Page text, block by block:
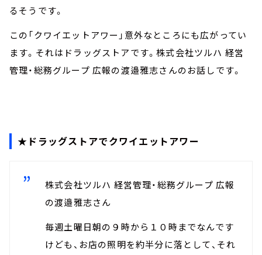
るそうです。
この「クワイエットアワー」意外なところにも広がってい
ます。それはドラッグストアです。株式会社ツルハ 経営
管理・総務グループ 広報の渡邉雅志さんのお話しです。
★ドラッグストアでクワイエットアワー
株式会社ツルハ 経営管理・総務グループ 広報
の渡邉雅志さん
毎週土曜日朝の９時から１０時までなんです
けども、お店の照明を約半分に落として、それ